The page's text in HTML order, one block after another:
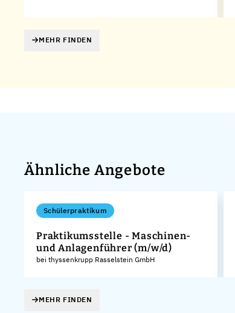
MEHR FINDEN
Ähnliche Angebote
Schülerpraktikum
Praktikumsstelle - Maschinen-
und Anlagenführer (m/w/d)
bei thyssenkrupp Rasselstein GmbH
MEHR FINDEN